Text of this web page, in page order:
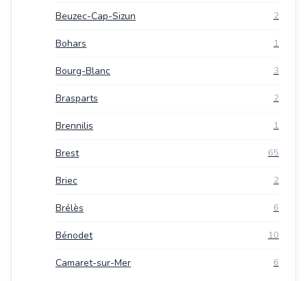
Beuzec-Cap-Sizun 2
Bohars 1
Bourg-Blanc 3
Brasparts 2
Brennilis 1
Brest 65
Briec 2
Brélès 6
Bénodet 10
Camaret-sur-Mer 6